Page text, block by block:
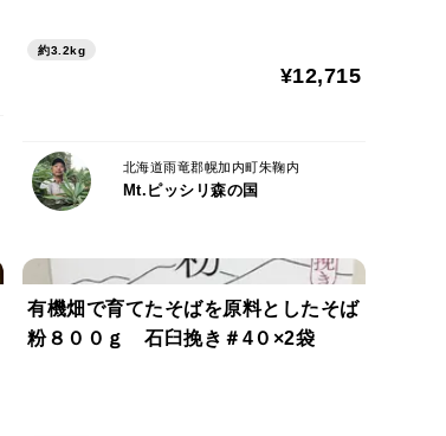
約3.2kg
¥12,715
北海道雨竜郡幌加内町朱鞠内
Mt.ピッシリ森の国
有機畑で育てたそばを原料としたそば
粉８００ｇ 石臼挽き＃4０×2袋